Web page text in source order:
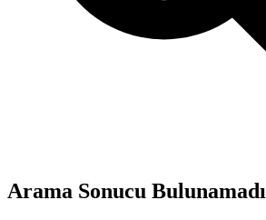
Arama Sonucu Bulunamadı